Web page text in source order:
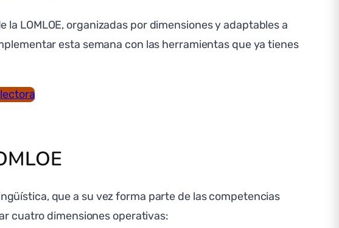
LOMLOE, organizadas por dimensiones y adaptables a
esta semana con las herramientas que ya tienes
que a su vez forma parte de las competencias
cuatro dimensiones operativas: